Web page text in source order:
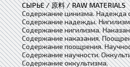
СЫРЬЕ / 原料 / RAW MATERIALS
Содержание цинизма. Надежда
Содержание надежды.
Содержание нигилизма.
Содержание наказания.
Содержание поощрения.
Содержание научности.
Содержание оккультизма.